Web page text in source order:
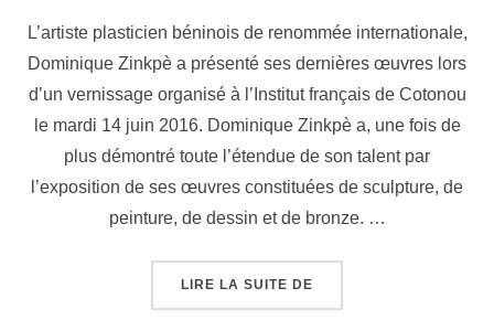
L’artiste plasticien béninois de renommée internationale,
Dominique Zinkpè a présenté ses dernières œuvres lors
d’un vernissage organisé à l’Institut français de Cotonou
le mardi 14 juin 2016. Dominique Zinkpè a, une fois de
plus démontré toute l’étendue de son talent par
l’exposition de ses œuvres constituées de sculpture, de
peinture, de dessin et de bronze. …
LIRE LA SUITE DE